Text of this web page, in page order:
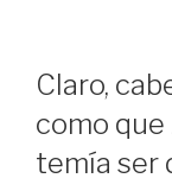
Claro,
como
temía ser